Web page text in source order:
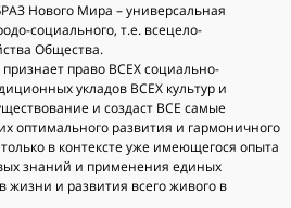
Нового Мира – универсальная
социального, т.е. всецело-
Общества.
признает право ВСЕХ социально-
укладов ВСЕХ культур и
и создаст ВСЕ самые
оптимального развития и гармоничного
в контексте уже имеющегося опыта
знаний и применения единых
жизни и развития всего живого в